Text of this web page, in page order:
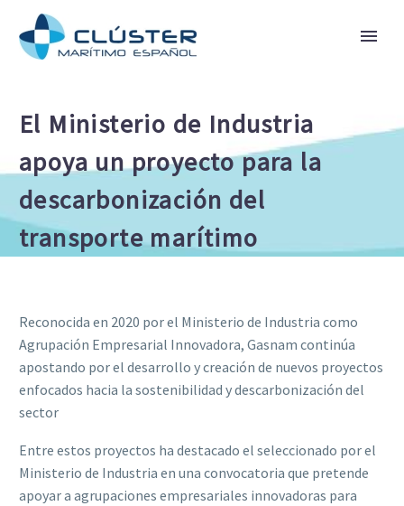
El Ministerio de Industria
apoya un proyecto para la
descarbonización del
transporte marítimo
Reconocida en 2020 por el Ministerio de Industria como
Agrupación Empresarial Innovadora, Gasnam continúa
apostando por el desarrollo y creación de nuevos proyectos
enfocados hacia la sostenibilidad y descarbonización del
sector
Entre estos proyectos ha destacado el seleccionado por el
Ministerio de Industria en una convocatoria que pretende
apoyar a agrupaciones empresariales innovadoras para